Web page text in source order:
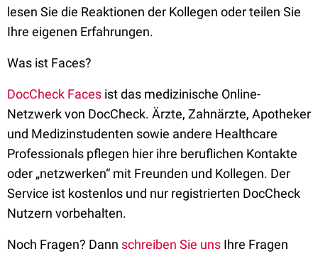
lesen Sie die Reaktionen der Kollegen oder teilen Sie
Ihre eigenen Erfahrungen.
Was ist Faces?
DocCheck Faces ist das medizinische Online-
Netzwerk von DocCheck. Ärzte, Zahnärzte, Apotheker
und Medizinstudenten sowie andere Healthcare
Professionals pflegen hier ihre beruflichen Kontakte
oder „netzwerken“ mit Freunden und Kollegen. Der
Service ist kostenlos und nur registrierten DocCheck
Nutzern vorbehalten.
Noch Fragen? Dann schreiben Sie uns Ihre Fragen